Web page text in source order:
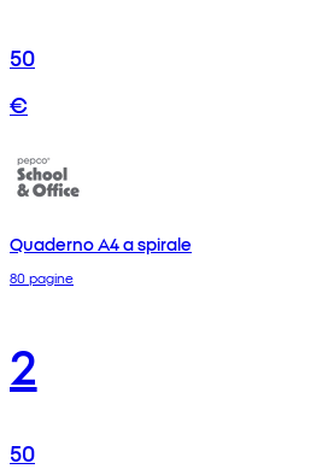
50
€
Quaderno A4 a spirale
80 pagine
2
50